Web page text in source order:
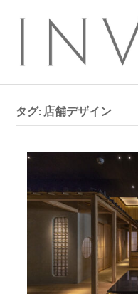
タグ: 店舗デザイン